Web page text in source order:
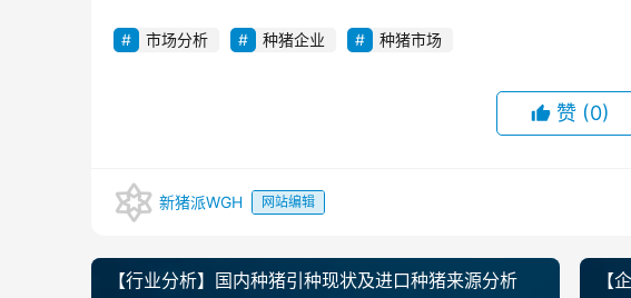
市场分析 种猪企业 种猪市场
赞 (0)
新猪派WGH 网站编辑
【行业分析】国内种猪引种现状及进口种猪来源分析 【